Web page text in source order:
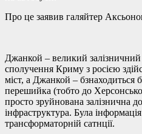
Про це заявив галяйтер
Джанкой – великий залізничний
сполучення Криму з росією
міст, а Джанкой – бзнаходиться
перешийка (тобто до
просто зруйнована залізнична
інфраструктура. Була
трансформаторній сатнції.